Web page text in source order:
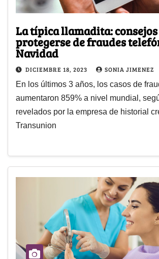
La típica llamadita:
protegerse de fraudes
Navidad
DICIEMBRE 18, 2023 SONIA JIMENEZ
En los últimos 3 años, los casos de
aumentaron 859% a nivel mundial,
revelados por la empresa de historial
Transunion